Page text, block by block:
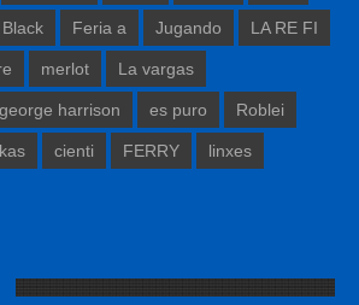
Black Feria a Jugando LA RE FI
merlot La vargas
george harrison es puro Roblei
cienti FERRY linxes